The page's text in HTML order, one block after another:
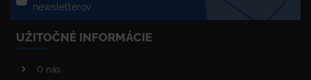
newsletterov
UŽITOČNÉ INFORMÁCIE
O nás